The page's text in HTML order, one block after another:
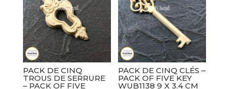
PACK DE CINQ
TROUS DE SERRURE
– PACK OF FIVE
PACK DE CINQ CLÉS –
PACK OF FIVE KEY
WUB1138 9 X 3.4 CM